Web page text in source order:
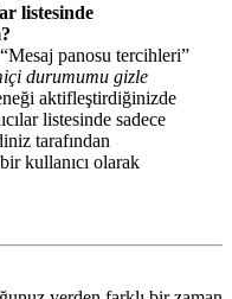
listesinde
panosu tercihleri”
durumumu gizle
aktifleştirdiğinizde
listesinde sadece
tarafından
kullanıcı olarak